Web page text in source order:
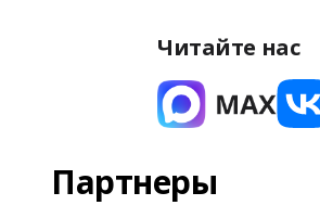
Читайте нас
Партнеры